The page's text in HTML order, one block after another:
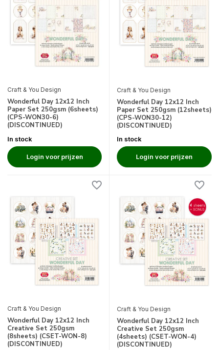
Craft & You Design
Wonderful Day 12x12 Inch
Paper Set 250gsm (6sheets)
(CPS-WON30-6)
(DISCONTINUED)
In stock
Login voor prijzen
Craft & You Design
Wonderful Day 12x12 Inch
Paper Set 250gsm (12sheets)
(CPS-WON30-12)
(DISCONTINUED)
In stock
Login voor prijzen
Craft & You Design
Wonderful Day 12x12 Inch
Creative Set 250gsm
(8sheets) (CSET-WON-8)
(DISCONTINUED)
Craft & You Design
Wonderful Day 12x12 Inch
Creative Set 250gsm
(4sheets) (CSET-WON-4)
(DISCONTINUED)